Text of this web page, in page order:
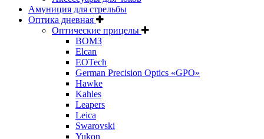
Амуниция для стрельбы
Оптика дневная
Оптические прицелы
ВОМЗ
Elcan
EOTech
German Precision Optics «GPO»
Hawke
Kahles
Leapers
Leica
Swarovski
Yukon